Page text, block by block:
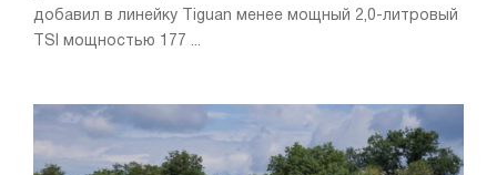
добавил в линейку Tiguan менее мощный 2,0-литровый
TSI мощностью 177 ...